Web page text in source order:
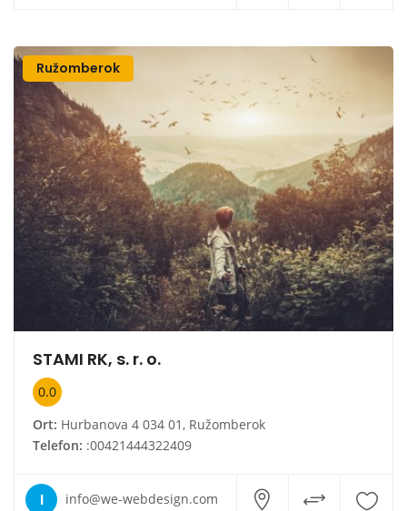
Ružomberok
STAMI RK, s. r. o.
0.0
Ort: Hurbanova 4 034 01, Ružomberok
Telefon: :00421444322409
I info@we-webdesign.com